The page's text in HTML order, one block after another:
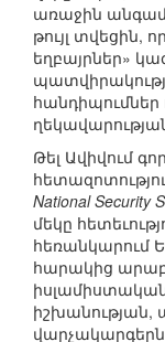
առաջին
թույլ տվեցին,
եղբայրներ»
Թել Ավիվում
National Security
մեկը
հեռանկարում
հարակից
իշխանության,